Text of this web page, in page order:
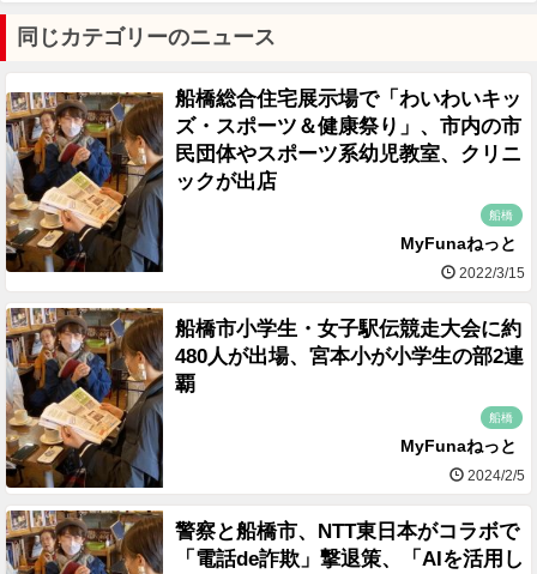
同じカテゴリーのニュース
船橋総合住宅展示場で「わいわいキッ
ズ・スポーツ＆健康祭り」、市内の市
民団体やスポーツ系幼児教室、クリニ
ックが出店
船橋
MyFunaねっと
2022/3/15
船橋市小学生・女子駅伝競走大会に約
480人が出場、宮本小が小学生の部2連
覇
船橋
MyFunaねっと
2024/2/5
警察と船橋市、NTT東日本がコラボで
「電話de詐欺」撃退策、「AIを活用し